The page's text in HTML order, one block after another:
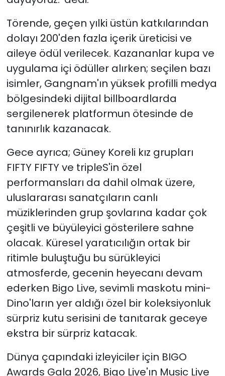
Törende, geçen yılki üstün katkılarından
dolayı 200'den fazla içerik üreticisi ve
aileye ödül verilecek. Kazananlar kupa ve
uygulama içi ödüller alırken; seçilen bazı
isimler, Gangnam'ın yüksek profilli medya
bölgesindeki dijital billboardlarda
sergilenerek platformun ötesinde de
tanınırlık kazanacak.
Gece ayrıca; Güney Koreli kız grupları
FIFTY FIFTY ve tripleS'in özel
performansları da dahil olmak üzere,
uluslararası sanatçıların canlı
müziklerinden grup şovlarına kadar çok
çeşitli ve büyüleyici gösterilere sahne
olacak. Küresel yaratıcılığın ortak bir
ritimle buluştuğu bu sürükleyici
atmosferde, gecenin heyecanı devam
ederken Bigo Live, sevimli maskotu mini-
Dino'ların yer aldığı özel bir koleksiyonluk
sürpriz kutu serisini de tanıtarak geceye
ekstra bir sürpriz katacak.
Dünya çapındaki izleyiciler için BIGO
Awards Gala 2026, Bigo Live'ın Music Live